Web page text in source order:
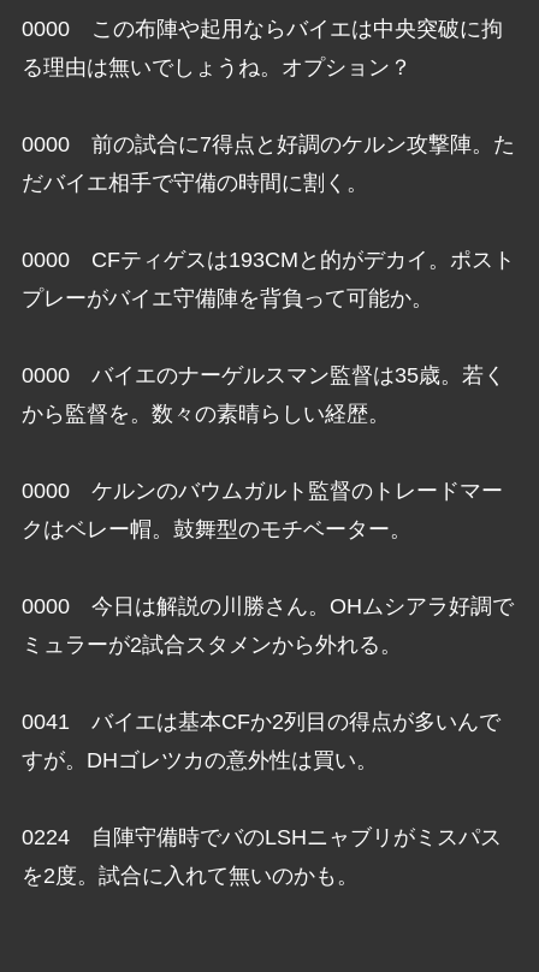
0000 この布陣や起用ならバイエは中央突破に拘
る理由は無いでしょうね。オプション？
0000 前の試合に7得点と好調のケルン攻撃陣。た
だバイエ相手で守備の時間に割く。
0000 CFティゲスは193CMと的がデカイ。ポスト
プレーがバイエ守備陣を背負って可能か。
0000 バイエのナーゲルスマン監督は35歳。若く
から監督を。数々の素晴らしい経歴。
0000 ケルンのバウムガルト監督のトレードマー
クはベレー帽。鼓舞型のモチベーター。
0000 今日は解説の川勝さん。OHムシアラ好調で
ミュラーが2試合スタメンから外れる。
0041 バイエは基本CFか2列目の得点が多いんで
すが。DHゴレツカの意外性は買い。
0224 自陣守備時でバのLSHニャブリがミスパス
を2度。試合に入れて無いのかも。